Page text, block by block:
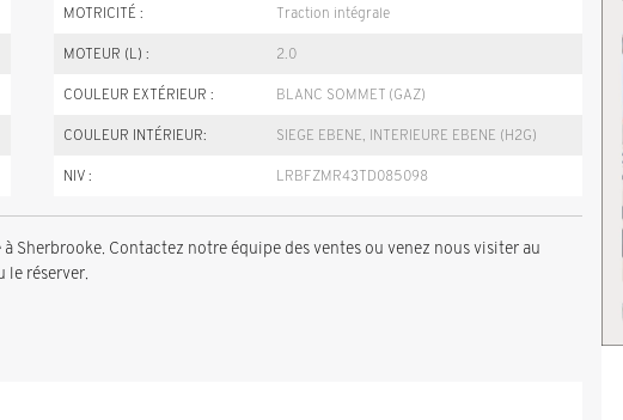
MOTRICITÉ : Traction intégrale
MOTEUR (L) : 2.0
COULEUR EXTÉRIEUR : BLANC SOMMET (GAZ)
COULEUR INTÉRIEUR: SIEGE EBENE, INTERIEURE EBENE (H2G)
NIV : LRBFZMR43TD085098
Sherbrooke. Contactez notre équipe des ventes ou venez nous visiter au
le réserver.